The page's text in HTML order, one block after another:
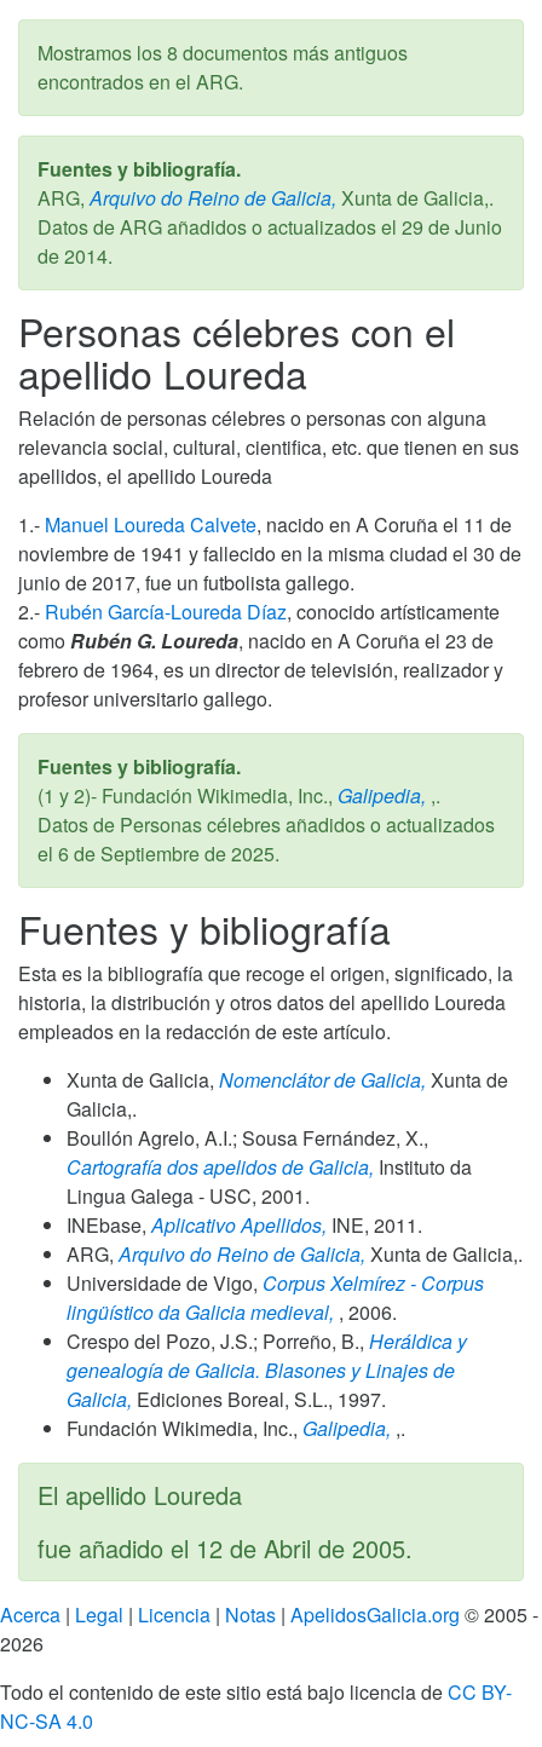
Mostramos los 8 documentos más antiguos
encontrados en el ARG.
Fuentes y bibliografía.
ARG, Arquivo do Reino de Galicia, Xunta de Galicia,.
Datos de ARG añadidos o actualizados el 29 de Junio
de 2014.
Personas célebres con el
apellido Loureda
Relación de personas célebres o personas con alguna
relevancia social, cultural, cientifica, etc. que tienen en sus
apellidos, el apellido Loureda
1.- Manuel Loureda Calvete, nacido en A Coruña el 11 de
noviembre de 1941 y fallecido en la misma ciudad el 30 de
junio de 2017, fue un futbolista gallego.
2.- Rubén García-Loureda Díaz, conocido artísticamente
como Rubén G. Loureda, nacido en A Coruña el 23 de
febrero de 1964, es un director de televisión, realizador y
profesor universitario gallego.
Fuentes y bibliografía.
(1 y 2)- Fundación Wikimedia, Inc., Galipedia, ,.
Datos de Personas célebres añadidos o actualizados
el 6 de Septiembre de 2025.
Fuentes y bibliografía
Esta es la bibliografía que recoge el origen, significado, la
historia, la distribución y otros datos del apellido Loureda
empleados en la redacción de este artículo.
Xunta de Galicia, Nomenclátor de Galicia, Xunta de
Galicia,.
Boullón Agrelo, A.I.; Sousa Fernández, X.,
Cartografía dos apelidos de Galicia, Instituto da
Lingua Galega - USC, 2001.
INEbase, Aplicativo Apellidos, INE, 2011.
ARG, Arquivo do Reino de Galicia, Xunta de Galicia,.
Universidade de Vigo, Corpus Xelmírez - Corpus
lingüístico da Galicia medieval, , 2006.
Crespo del Pozo, J.S.; Porreño, B., Heráldica y
genealogía de Galicia. Blasones y Linajes de
Galicia, Ediciones Boreal, S.L., 1997.
Fundación Wikimedia, Inc., Galipedia, ,.
El apellido Loureda
fue añadido el 12 de Abril de 2005.
Acerca | Legal | Licencia | Notas | ApelidosGalicia.org © 2005 -
2026
Todo el contenido de este sitio está bajo licencia deCC BY-
NC-SA 4.0